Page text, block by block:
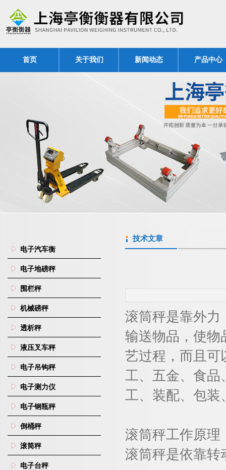
首页 关于我们 新闻动态 产品中心
电子汽车衡
电子地磅秤
围栏秤
机械磅秤
透析秤
液压叉车秤
电子吊钩秤
电子测力仪
电子钢瓶秤
倒桶秤
滚筒秤
电子台秤
技术文章
滚筒秤是靠外力
输送物品，使物
艺过程，而且可
工、五金、食品
工、装配、包装
滚筒秤工作原理
滚筒秤是依靠转